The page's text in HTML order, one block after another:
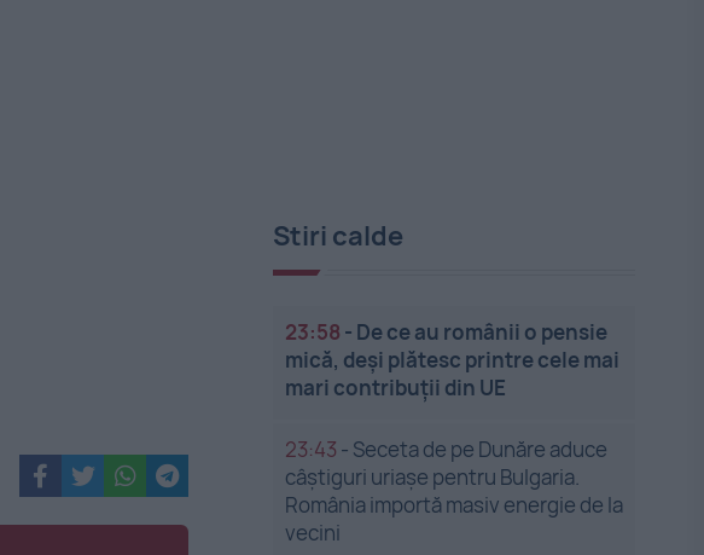
Stiri calde
23:58 - De ce au românii o pensie
mică, deși plătesc printre cele mai
mari contribuții din UE
23:43 - Seceta de pe Dunăre aduce
câștiguri uriașe pentru Bulgaria.
România importă masiv energie de la
vecini